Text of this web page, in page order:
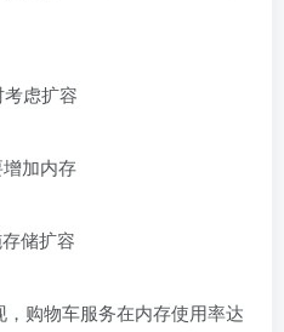
虑扩容
加内存
储扩容
购物车服务在内存使用率达